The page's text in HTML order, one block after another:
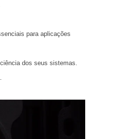
para aplicações
dos seus sistemas.